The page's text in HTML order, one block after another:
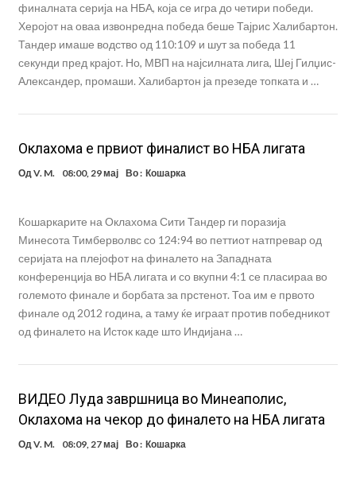
финалната серија на НБА, која се игра до четири победи.
Херојот на оваа извонредна победа беше Тајрис Халибартон.
Тандер имаше водство од 110:109 и шут за победа 11
секунди пред крајот. Но, МВП на најсилната лига, Шеј Гилџис-
Александер, промаши. Халибартон ја презеде топката и …
Оклахома е првиот финалист во НБА лигата
ОдV. M. 08:00, 29 мај Во : Кошарка
Кошаркарите на Оклахома Сити Тандер ги поразија
Минесота Тимберволвс со 124:94 во петтиот натпревар од
серијата на плејофот на финалето на Западната
конференција во НБА лигата и со вкупни 4:1 се пласираа во
големото финале и борбата за прстенот. Тоа им е првото
финале од 2012 година, а таму ќе играат против победникот
од финалето на Исток каде што Индијана …
ВИДЕО Луда завршница во Минеаполис,
Оклахома на чекор до финалето на НБА лигата
ОдV. M. 08:09, 27 мај Во : Кошарка